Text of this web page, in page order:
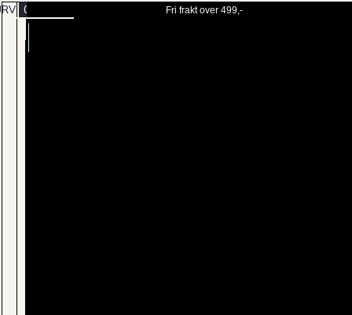
MENY
0
BESTILL
Fri frakt over 499,-